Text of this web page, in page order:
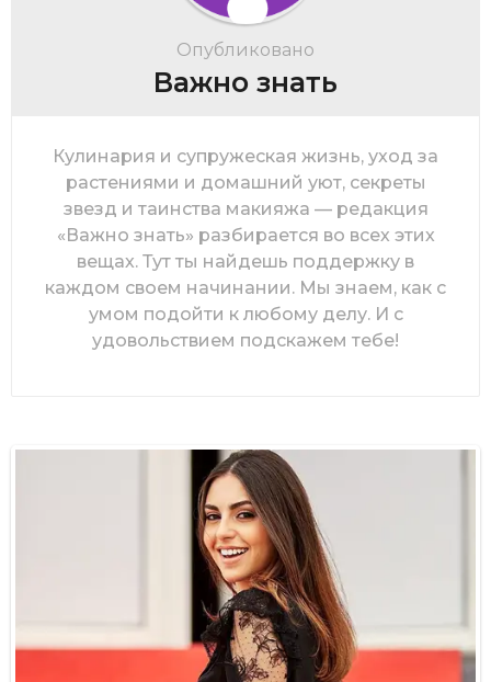
Опубликовано
Важно знать
Кулинария и супружеская жизнь, уход за
растениями и домашний уют, секреты
звезд и таинства макияжа — редакция
«Важно знать» разбирается во всех этих
вещах. Тут ты найдешь поддержку в
каждом своем начинании. Мы знаем, как с
умом подойти к любому делу. И с
удовольствием подскажем тебе!